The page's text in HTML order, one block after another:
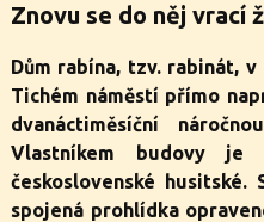
Znovu se do něj vrací
Dům rabína, tzv. rabinát,
Tichém náměstí přímo
dvanáctiměsíční
Vlastníkem budovy je
československé
spojená prohlídka